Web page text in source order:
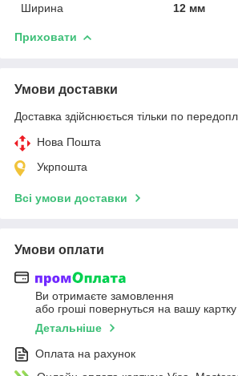
Ширина
12 мм
Приховати
Умови доставки
Доставка здійснюється тільки по
Нова Пошта
Укрпошта
Всі умови доставки
Умови оплати
Ви отримаєте замовлення
або гроші повернуться на вашу картку
Детальніше
Оплата на рахунок